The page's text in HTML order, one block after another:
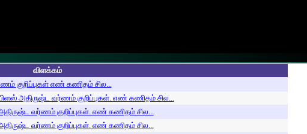
விளக்கம்
குறிப்புகள் எண் கணிதம் சில...
அதிருஷ்ட வர்ணம் குறிப்புகள். எண் கணிதம் சில...
வர்ணம் குறிப்புகள். எண் கணிதம் சில...
வர்ணம் குறிப்புகள். எண் கணிதம் சில...